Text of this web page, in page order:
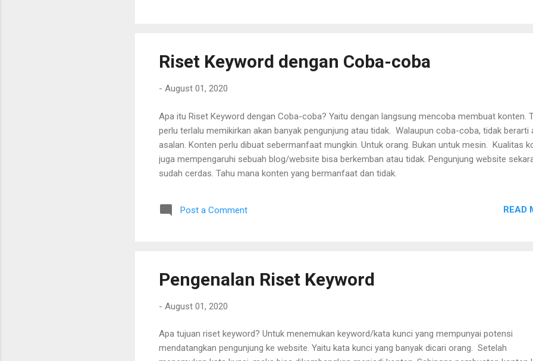
Riset Keyword dengan Coba-coba
- August 01, 2020
Apa itu Riset Keyword dengan Coba-coba? Yaitu dengan langsung mencoba membuat konten.
perlu terlalu memikirkan akan banyak pengunjung atau tidak. Walaupun coba-coba, tidak berarti
asalan. Konten perlu dibuat sebermanfaat mungkin. Untuk orang. Bukan untuk mesin. Kualitas
juga mempengaruhi sebuah blog/website bisa berkemban atau tidak. Pengunjung website
sudah cerdas. Tahu mana konten yang bermanfaat dan tidak.
Post a Comment READ
Pengenalan Riset Keyword
- August 01, 2020
Apa tujuan riset keyword? Untuk menemukan keyword/kata kunci yang mempunyai potensi
mendatangkan pengunjung ke website. Yaitu kata kunci yang banyak dicari orang. Setelah